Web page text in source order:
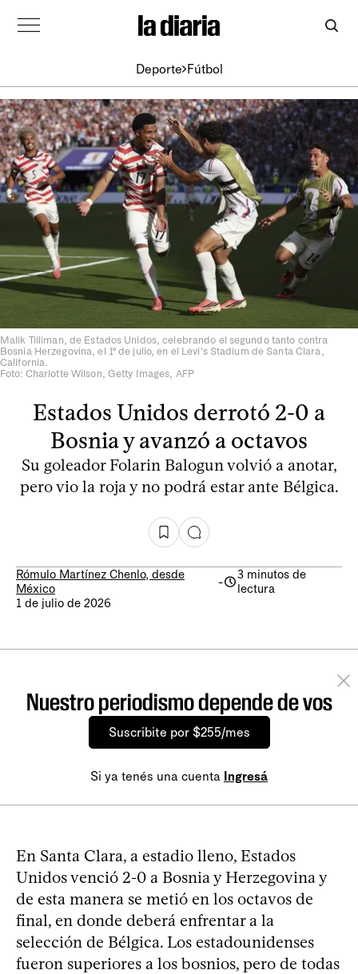
Deporte Fútbol
Malik Tilliman, de Estados Unidos, celebrando el segundo tanto contra
Bosnia Herzegovina, el 1º de julio, en el Levi's Stadium de Santa Clara,
California.
Foto: Charlotte Wilson, Getty Images, AFP
Estados Unidos derrotó 2-0 a
Bosnia y avanzó a octavos
Su goleador Folarin Balogun volvió a anotar,
pero vio la roja y no podrá estar ante Bélgica.
Rómulo Martínez Chenlo, desde
México
-
3 minutos de
lectura
1 de julio de 2026
Nuestro periodismo depende de vos
Suscribite por $255/mes
Si ya tenés una cuenta Ingresá
En Santa Clara, a estadio lleno, Estados
Unidos venció 2-0 a Bosnia y Herzegovina y
de esta manera se metió en los octavos de
final, en donde deberá enfrentar a la
selección de Bélgica. Los estadounidenses
fueron superiores a los bosnios, pero de todas